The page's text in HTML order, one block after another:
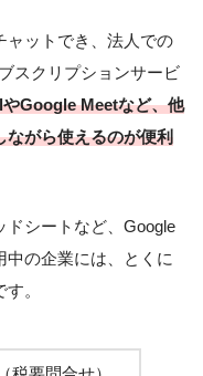
ャットでき、法人での
スクリプションサービ
Google Meetなど、他
がら使えるのが便利
ドシートなど、Google
の企業には、とくに
。